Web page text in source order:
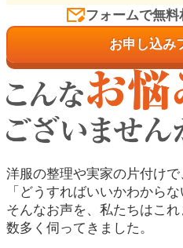
フォームで無
お申し込み
洋服の整理や実家の片付けで
「どうすればいいかわからな
そんなお声を、私たちはこれ
数多く伺ってきました。